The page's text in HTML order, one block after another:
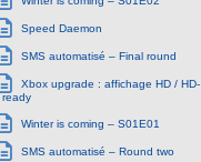
Speed Daemon
SMS automatisé – Final round
Xbox upgrade : affichage HD / HD-
ready
Winter is coming – S01E01
SMS automatisé – Round two